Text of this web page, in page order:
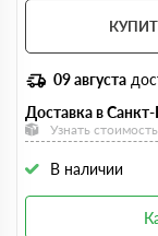
09 августа
Доставка в
Узнать
В наличии